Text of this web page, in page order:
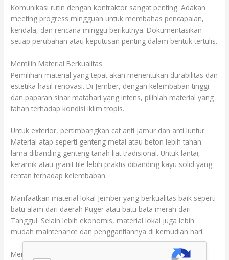
Komunikasi rutin dengan kontraktor sangat penting. Adakan
meeting progress mingguan untuk membahas pencapaian,
kendala, dan rencana minggu berikutnya. Dokumentasikan
setiap perubahan atau keputusan penting dalam bentuk tertulis.
Memilih Material Berkualitas
Pemilihan material yang tepat akan menentukan durabilitas dan
estetika hasil renovasi. Di Jember, dengan kelembaban tinggi
dan paparan sinar matahari yang intens, pilihlah material yang
tahan terhadap kondisi iklim tropis.
Untuk exterior, pertimbangkan cat anti jamur dan anti luntur.
Material atap seperti genteng metal atau beton lebih tahan
lama dibanding genteng tanah liat tradisional. Untuk lantai,
keramik atau granit tile lebih praktis dibanding kayu solid yang
rentan terhadap kelembaban.
Manfaatkan material lokal Jember yang berkualitas baik seperti
batu alam dari daerah Puger atau batu bata merah dari
Tanggul. Selain lebih ekonomis, material lokal juga lebih
mudah maintenance dan penggantiannya di kemudian hari.
Menghadapi Tantangan Selama Renovasi